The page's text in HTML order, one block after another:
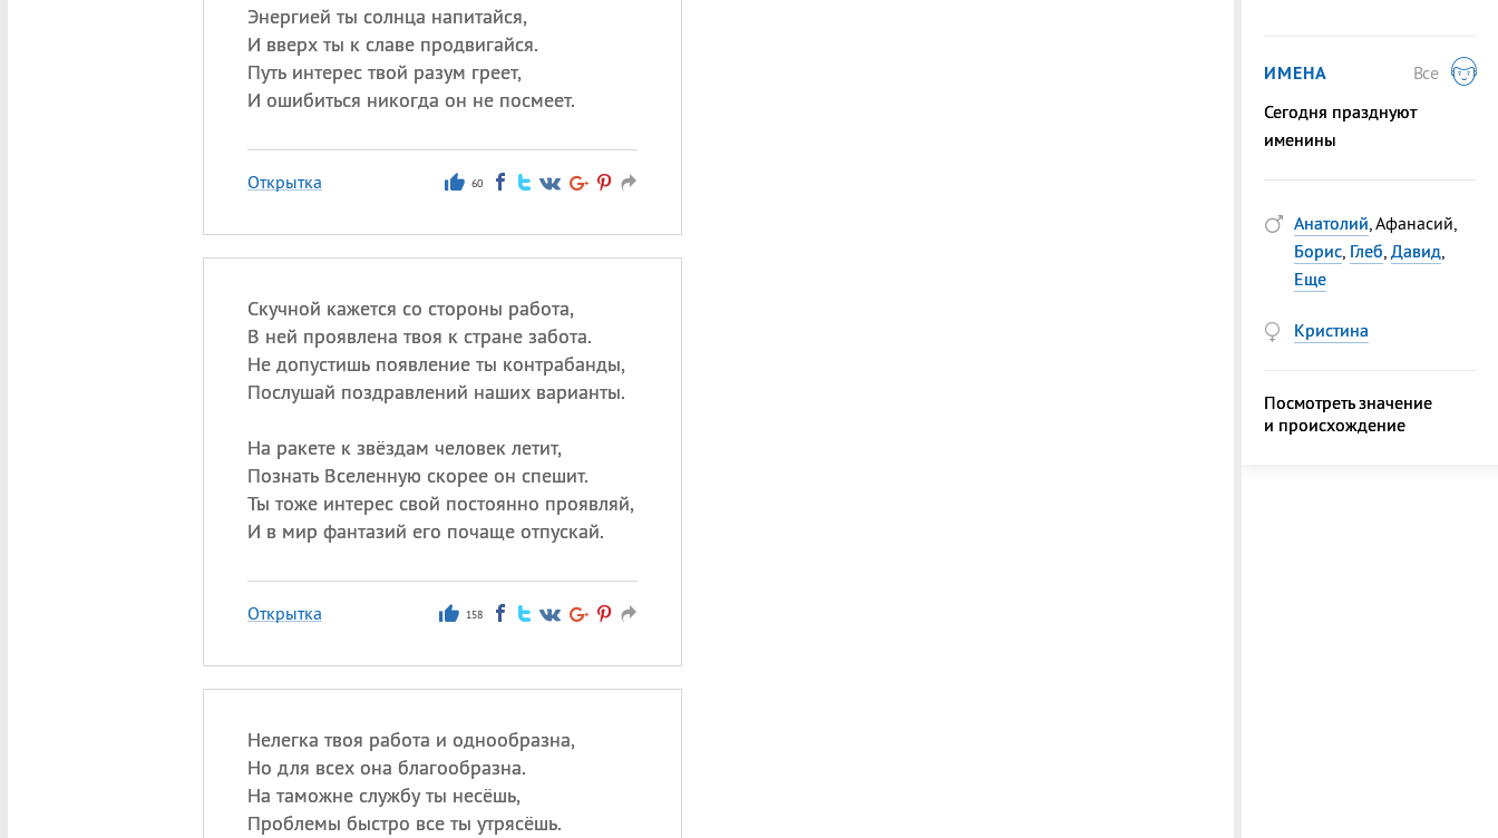
Энергией ты солнца напитайся,
И вверх ты к славе продвигайся.
Путь интерес твой разум греет,
И ошибиться никогда он не посмеет.
Открытка 60
Скучной кажется со стороны работа,
В ней проявлена твоя к стране забота.
Не допустишь появление ты контрабанды,
Послушай поздравлений наших варианты.
На ракете к звёздам человек летит,
Познать Вселенную скорее он спешит.
Ты тоже интерес свой постоянно проявляй,
И в мир фантазий его почаще отпускай.
Открытка 158
Нелегка твоя работа и однообразна,
Но для всех она благообразна.
На таможне службу ты несёшь,
Проблемы быстро все ты утрясёшь.
ИМЕНА
Все
Сегодня празднуют
именины
Анатолий, Афанасий,
Борис, Глеб, Давид,
Еще
Кристина
Посмотреть значение
и происхождение